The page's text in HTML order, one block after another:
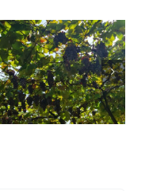
Dag 10: Tivo –
Padron – 26 km